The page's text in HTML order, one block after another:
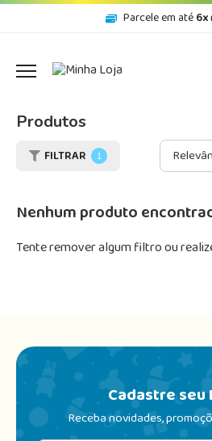
Parcele em até6x
Produtos
FILTRAR 1
Nenhum produto
Tente remover algum filtro ou
Cadastre seu
Receba novidades,